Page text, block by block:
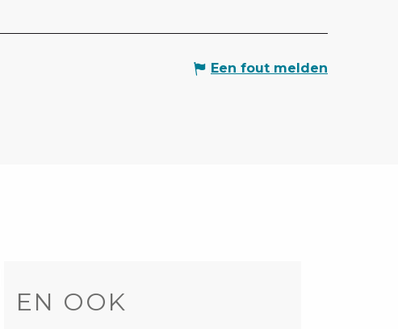
Een fout melden
EN OOK